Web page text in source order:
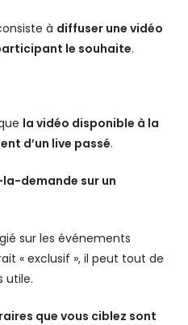
à diffuser une vidéo
le souhaite.
la vidéo disponible à la
d’un live passé.
demande sur un
sur les événements
« exclusif », il peut tout de
utile.
que vous ciblez sont